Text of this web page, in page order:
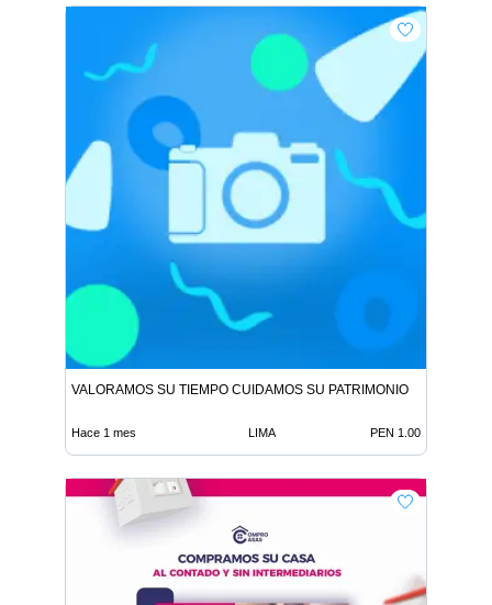
VALORAMOS SU TIEMPO CUIDAMOS SU PATRIMONIO
Hace 1 mes LIMA PEN 1.00